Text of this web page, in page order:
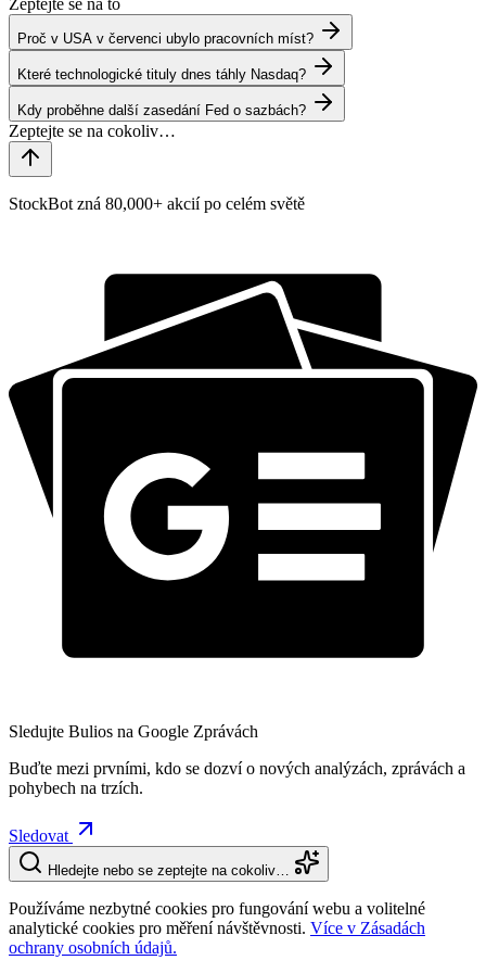
Zeptejte se na to
Proč v USA v červenci ubylo pracovních míst?
Které technologické tituly dnes táhly Nasdaq?
Kdy proběhne další zasedání Fed o sazbách?
StockBot zná 80,000+ akcií po celém světě
Sledujte Bulios na Google Zprávách
Buďte mezi prvními, kdo se dozví o nových analýzách, zprávách a
pohybech na trzích.
Sledovat
Hledejte nebo se zeptejte na cokoliv…
Používáme nezbytné cookies pro fungování webu a volitelné
analytické cookies pro měření návštěvnosti. Více v Zásadách
ochrany osobních údajů.